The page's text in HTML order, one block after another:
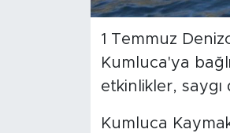
1 Temmuz
Kumluca'ya
etkinlikler, saygı
Kumluca